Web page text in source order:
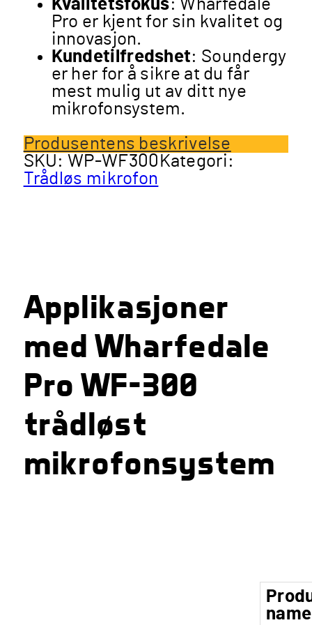
Kvalitetsfokus: Wharfedale
Pro er kjent for sin kvalitet og
innovasjon.
Kundetilfredshet: Soundergy
er her for å sikre at du får
mest mulig ut av ditt nye
mikrofonsystem.
Produsentens beskrivelse
SKU: WP-WF300 Kategori:
Trådløs mikrofon
Applikasjoner
med Wharfedale
Pro WF-300
trådløst
mikrofonsystem
name